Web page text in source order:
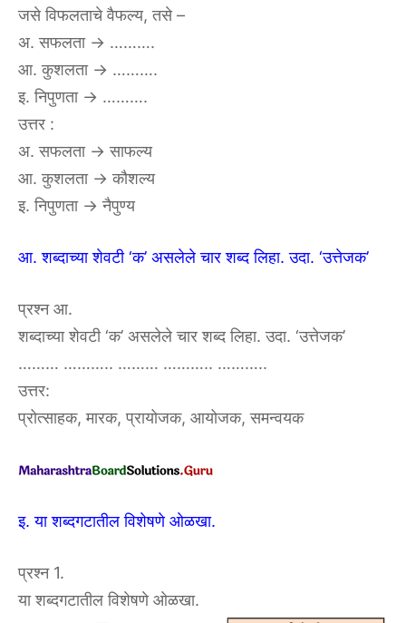
जसे विफलताचे वैफल्य, तसे –
अ. सफलता → ……….
आ. कुशलता → ……….
इ. निपुणता → ……….
उत्तर :
अ. सफलता → साफल्य
आ. कुशलता → कौशल्य
इ. निपुणता → नैपुण्य
आ. शब्दाच्या शेवटी ‘क’ असलेले चार शब्द लिहा. उदा. ‘उत्तेजक’
प्रश्न आ.
शब्दाच्या शेवटी ‘क’ असलेले चार शब्द लिहा. उदा. ‘उत्तेजक’
……… ……….. ……… ……….. ………..
उत्तर:
प्रोत्साहक, मारक, प्रायोजक, आयोजक, समन्वयक
इ. या शब्दगटातील विशेषणे ओळखा.
प्रश्न 1.
या शब्दगटातील विशेषणे ओळखा.